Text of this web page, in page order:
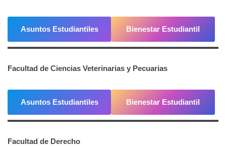
Asuntos Estudiantiles Bienestar Estudiantil
Facultad de Ciencias Veterinarias y Pecuarias
Asuntos Estudiantiles Bienestar Estudiantil
Facultad de Derecho